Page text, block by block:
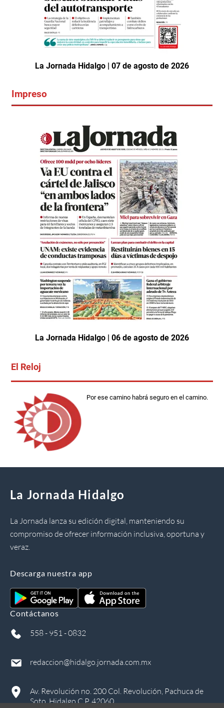
La Jornada Hidalgo | 07 de agosto de 2026
Impreso
La Jornada Hidalgo | 06 de agosto de 2026
El Reloj
Por ese camino habrá seguro en el camino.
La Jornada Hidalgo
La Jornada lanza su edición digital, manteniendo su
compromiso de ofrecer información inclusiva, oportuna y
veraz.
Descarga nuestra app
Contáctanos
558 - 951 - 0832
redaccion@hidalgo.jornada.com.mx
Av. Revolución no. 200 Col. Revolución, Pachuca de
Soto, Hidalgo C.P. 42060